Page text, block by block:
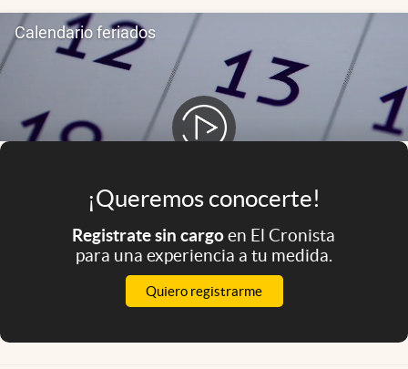
Eventos Corporativos
El Cronista Studio
abre en nueva pestaña
Argentina
¡Queremos conocerte!
Registrate sin cargoen El Cronista
para una experiencia a tu medida.
Quiero registrarme